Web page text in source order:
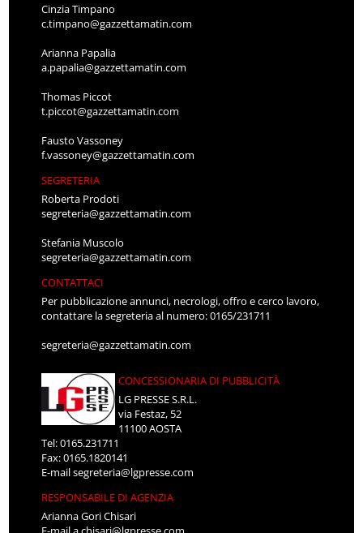
Cinzia Timpano
c.timpano@gazzettamatin.com
Arianna Papalia
a.papalia@gazzettamatin.com
Thomas Piccot
t.piccot@gazzettamatin.com
Fausto Vassoney
f.vassoney@gazzettamatin.com
SEGRETERIA
Roberta Prodoti
segreteria@gazzettamatin.com
Stefania Muscolo
segreteria@gazzettamatin.com
CONTATTACI
Per pubblicazione annunci, necrologi, offro e cerco lavoro,
contattare la segreteria al numero: 0165/231711
segreteria@gazzettamatin.com
CONCESSIONARIA DI PUBBLICITÀ
LG PRESSE S.R.L.
via Festaz, 52
11100 AOSTA
Tel: 0165.231711
Fax: 0165.1820141
E-mailsegreteria@lgpresse.com
RESPONSABILE DI AGENZIA
Arianna Gori Chisari